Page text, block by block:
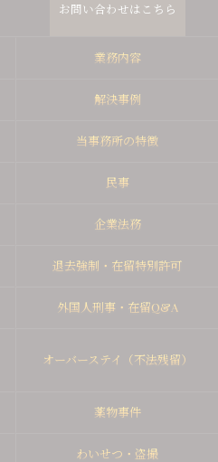
お問い合わせはこちら
業務内容
解決事例
当事務所の特徴
民事
企業法務
退去強制・在留特別許可
外国人刑事・在留Q&A
オーバーステイ（不法残留）
薬物事件
わいせつ・盗撮